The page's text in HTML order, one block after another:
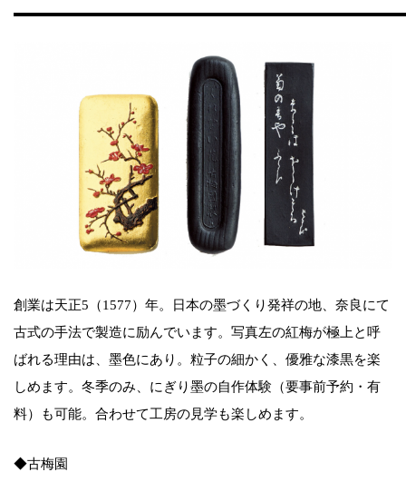
創業は天正5（1577）年。日本の墨づくり発祥の地、奈良にて
古式の手法で製造に励んでいます。写真左の紅梅が極上と呼
ばれる理由は、墨色にあり。粒子の細かく、優雅な漆黒を楽
しめます。冬季のみ、にぎり墨の自作体験（要事前予約・有
料）も可能。合わせて工房の見学も楽しめます。
◆古梅園